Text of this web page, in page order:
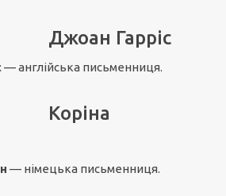
Джоан Гарріс
— англійська письменниця.
Коріна
— німецька письменниця.